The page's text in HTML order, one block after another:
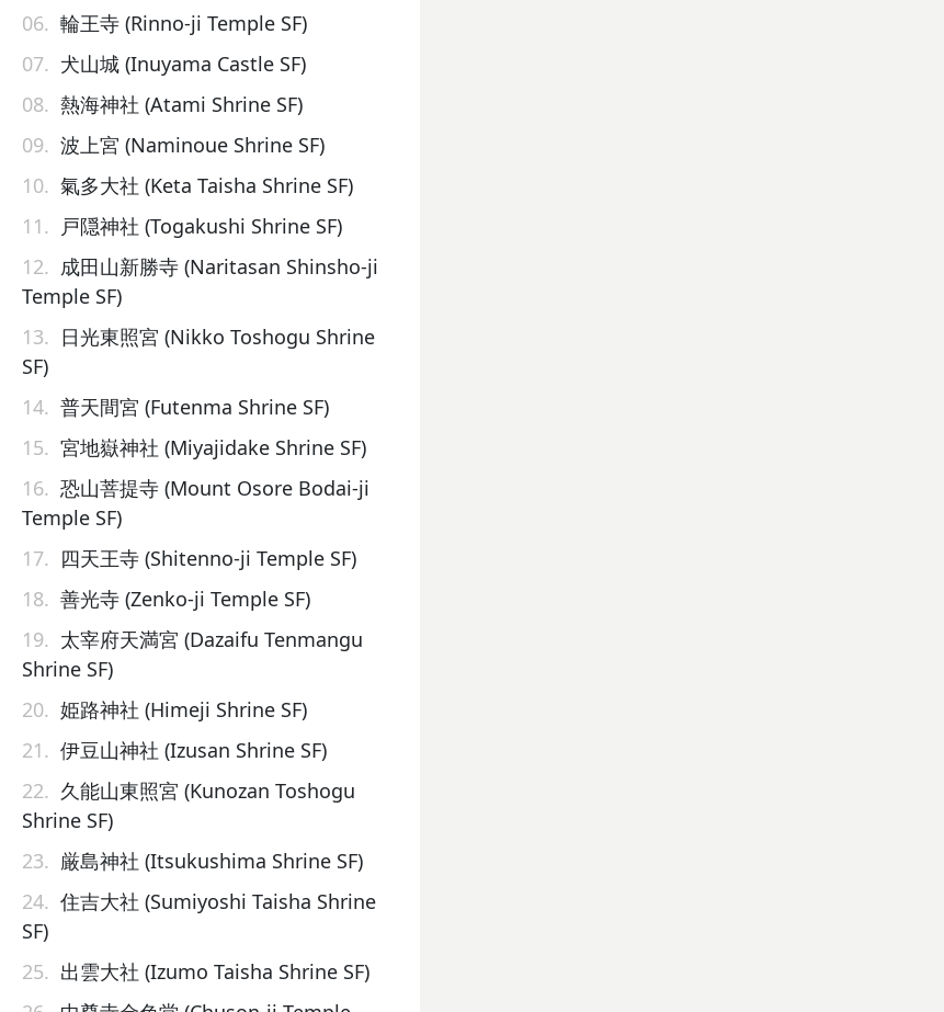
06. 輪王寺 (Rinno-ji Temple SF)
07. 犬山城 (Inuyama Castle SF)
08. 熱海神社 (Atami Shrine SF)
09. 波上宮 (Naminoue Shrine SF)
10. 氣多大社 (Keta Taisha Shrine SF)
11. 戸隠神社 (Togakushi Shrine SF)
12. 成田山新勝寺 (Naritasan Shinsho-ji
Temple SF)
13. 日光東照宮 (Nikko Toshogu Shrine
SF)
14. 普天間宮 (Futenma Shrine SF)
15. 宮地嶽神社 (Miyajidake Shrine SF)
16. 恐山菩提寺 (Mount Osore Bodai-ji
Temple SF)
17. 四天王寺 (Shitenno-ji Temple SF)
18. 善光寺 (Zenko-ji Temple SF)
19. 太宰府天満宮 (Dazaifu Tenmangu
Shrine SF)
20. 姫路神社 (Himeji Shrine SF)
21. 伊豆山神社 (Izusan Shrine SF)
22. 久能山東照宮 (Kunozan Toshogu
Shrine SF)
23. 厳島神社 (Itsukushima Shrine SF)
24. 住吉大社 (Sumiyoshi Taisha Shrine
SF)
25. 出雲大社 (Izumo Taisha Shrine SF)